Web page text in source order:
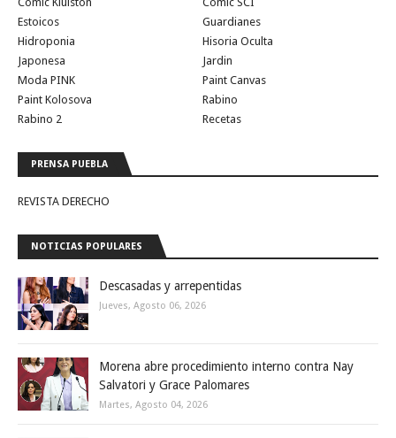
Estoicos
Guardianes
Hidroponia
Hisoria Oculta
Japonesa
Jardin
Moda PINK
Paint Canvas
Paint Kolosova
Rabino
Rabino 2
Recetas
PRENSA PUEBLA
REVISTA DERECHO
NOTICIAS POPULARES
Descasadas y arrepentidas
Jueves, Agosto 06, 2026
Morena abre procedimiento interno contra Nay
Salvatori y Grace Palomares
Martes, Agosto 04, 2026